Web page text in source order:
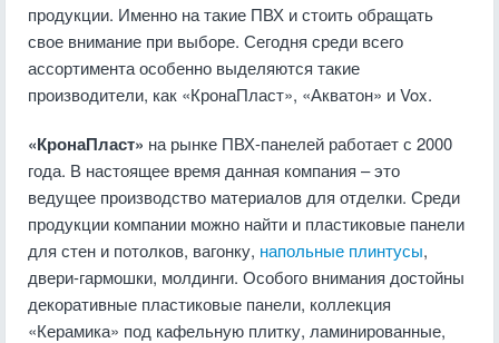
продукции. Именно на такие ПВХ и стоить обращать
свое внимание при выборе. Сегодня среди всего
ассортимента особенно выделяются такие
производители, как «КронаПласт», «Акватон» и Vox.
«КронаПласт» на рынке ПВХ-панелей работает с 2000
года. В настоящее время данная компания – это
ведущее производство материалов для отделки. Среди
продукции компании можно найти и пластиковые панели
для стен и потолков, вагонку, напольные плинтусы,
двери-гармошки, молдинги. Особого внимания достойны
декоративные пластиковые панели, коллекция
«Керамика» под кафельную плитку, ламинированные,